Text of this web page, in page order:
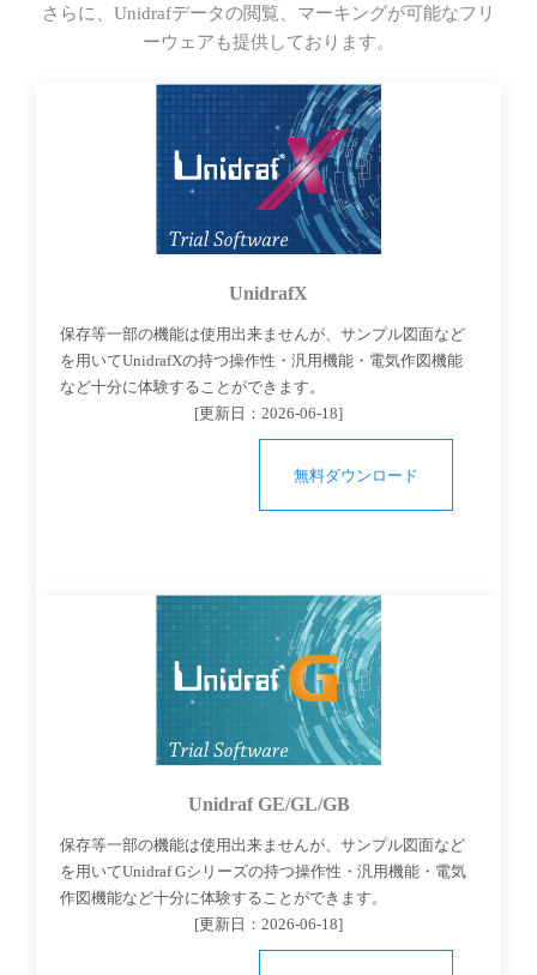
さらに、Unidrafデータの閲覧、マーキングが可能なフリ
ーウェアも提供しております。
UnidrafX
保存等一部の機能は使用出来ませんが、サンプル図面など
を用いてUnidrafXの持つ操作性・汎用機能・電気作図機能
など十分に体験することができます。
[更新日： 2026-06-18]
無料ダウンロード
Unidraf GE/GL/GB
保存等一部の機能は使用出来ませんが、サンプル図面など
を用いてUnidraf Gシリーズの持つ操作性・汎用機能・電気
作図機能など十分に体験することができます。
[更新日： 2026-06-18]